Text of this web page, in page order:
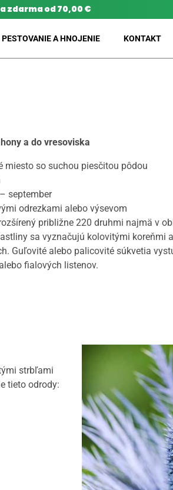
zdarma od 70,00 €
PESTOVANIE A HNOJENIE KONTAKT
a do vresoviska
miesto so suchou piesčitou pôdou
september
odrezkami alebo výsevom
približne 220 druhmi najmä v
sa vyznačujú kolovitými koreňmi
Guľovité alebo palicovité súkvetia
fialových listenov.
strbľami
tieto odrody: